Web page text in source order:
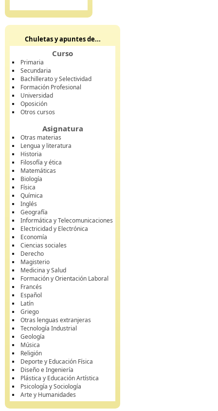
Chuletas y apuntes de...
Curso
Primaria
Secundaria
Bachillerato y Selectividad
Formación Profesional
Universidad
Oposición
Otros cursos
Asignatura
Otras materias
Lengua y literatura
Historia
Filosofía y ética
Matemáticas
Biología
Física
Química
Inglés
Geografía
Informática y Telecomunicaciones
Electricidad y Electrónica
Economía
Ciencias sociales
Derecho
Magisterio
Medicina y Salud
Formación y Orientación Laboral
Francés
Español
Latín
Griego
Otras lenguas extranjeras
Tecnología Industrial
Geología
Música
Religión
Deporte y Educación Física
Diseño e Ingeniería
Plástica y Educación Artística
Psicología y Sociología
Arte y Humanidades